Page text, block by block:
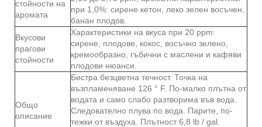
стойности на
аромата
при 1,0%: сирене кетон, леко зелен восъчен,
банан плодов.
Вкусови
прагови
стойности
Характеристики на вкуса при 20 ppm:
сирене, плодове, кокос, восъчно зелено,
кремообразно, гъбични с маслени и кафяви
плодови нюанси.
Общо
описание
Бистра безцветна течност. Точка на
възпламеняване 126 ° F. По-малко плътна от
водата и само слабо разтворима във вода.
Следователно плува по вода. Парите, по-
тежки от въздуха. Плътност 6,8 lb / gal.